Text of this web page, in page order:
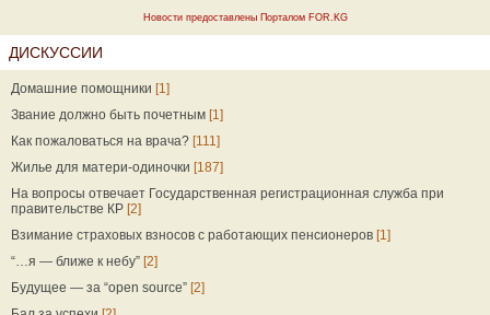
Новости предоставлены Порталом FOR.KG
ДИСКУССИИ
Домашние помощники [1]
Звание должно быть почетным [1]
Как пожаловаться на врача? [111]
Жилье для матери-одиночки [187]
На вопросы отвечает Государственная регистрационная служба при
правительстве КР [2]
Взимание страховых взносов с работающих пенсионеров [1]
“…я — ближе к небу” [2]
Будущее — за “open source” [2]